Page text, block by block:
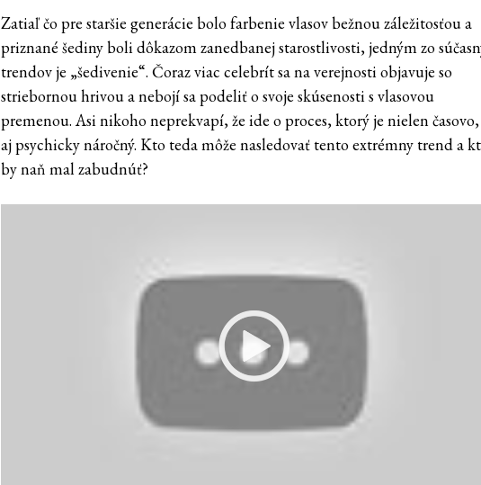
Zatiaľ čo pre staršie generácie bolo farbenie vlasov bežnou záležitosťou a
priznané šediny boli dôkazom zanedbanej starostlivosti, jedným zo
trendov je „šedivenie“. Čoraz viac celebrít sa na verejnosti objavuje so
striebornou hrivou a nebojí sa podeliť o svoje skúsenosti s vlasovou
premenou. Asi nikoho neprekvapí, že ide o proces, ktorý je nielen
aj psychicky náročný. Kto teda môže nasledovať tento extrémny trend a
by naň mal zabudnúť?